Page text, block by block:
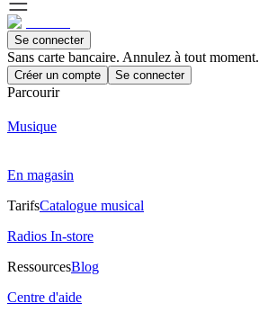
Se connecter
Sans carte bancaire. Annulez à tout moment.
Créer un compte Se connecter
Parcourir
Musique
En magasin
TarifsCatalogue musical
Radios In-store
RessourcesBlog
Centre d'aide